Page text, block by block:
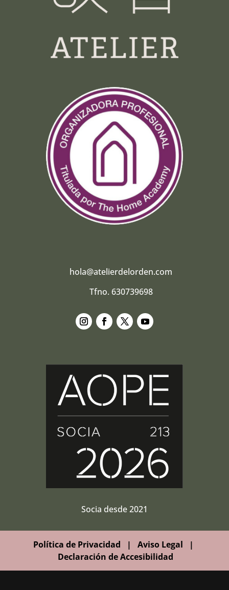
hola@atelierdelorden.com
Tfno. 630739698
Socia desde 2021
Política de Privacidad | Aviso Legal |
Declaración de Accesibilidad